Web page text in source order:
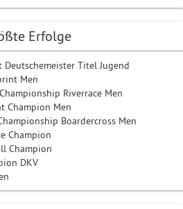
Erfolge
Titel Jugend
Men
Riverrace Men
Champion Men
Boardercross Men
Champion
Champion
DKV